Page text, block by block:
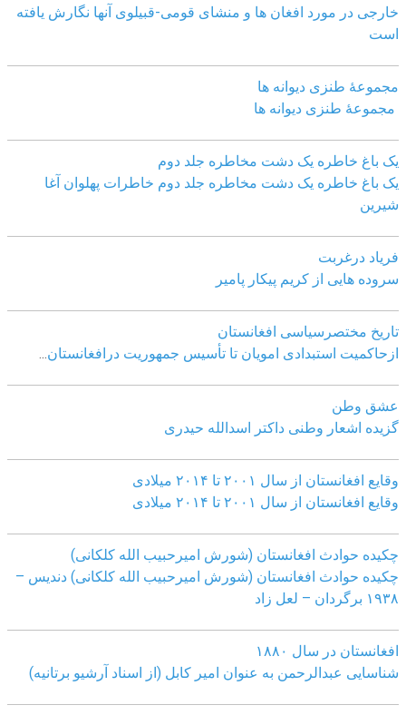
خارجی در مورد افغان ھا و منشای قومی-قبیلوی آنھا نگارش یافته
است
مجموعهٔ طنزی دیوانه ها
مجموعهٔ طنزی دیوانه ها
یک باغ خاطره یک دشت مخاطره جلد دوم
یک باغ خاطره یک دشت مخاطره جلد دوم خاطرات پهلوان آغا
شیرین
فریاد درغربت
سروده هایی از کریم پیکار پامیر
تاریخ مختصرسیاسی افغانستان
ازحاکمیت استبدادی امویان تا تأسیس جمهوریت درافغانستان
عشق وطن
گزیده اشعار وطنی داکتر اسدالله حیدری
وقایع افغانستان از سال ۲۰۰۱ تا ۲۰۱۴ میلادی
وقایع افغانستان از سال ۲۰۰۱ تا ۲۰۱۴ میلادی
چکیده حوادث افغانستان (شورش امیرحبیب الله کلکانی)
چکیده حوادث افغانستان (شورش امیرحبیب الله کلکانی) دندیس –
١٩٣٨ برگردان – لعل زاد
افغانستان در سال ۱۸۸۰
شناسایی عبدالرحمن به عنوان امیر کابل (از اسناد آرشیو برتانیه)